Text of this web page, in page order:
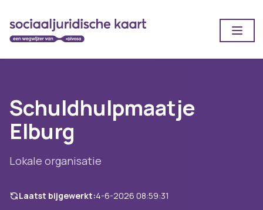
Schuldhulpmaatje
Elburg
Lokale organisatie
Laatst bijgewerkt:4-6-2026 08:59:31